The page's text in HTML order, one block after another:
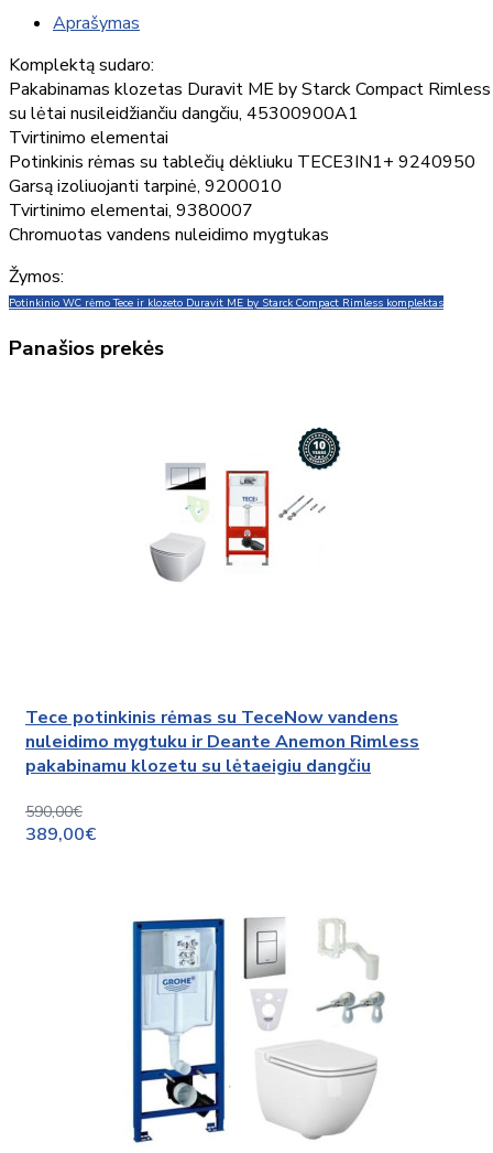
Aprašymas
Komplektą sudaro:
Pakabinamas klozetas Duravit ME by Starck Compact Rimless
su lėtai nusileidžiančiu dangčiu, 45300900A1
Tvirtinimo elementai
Potinkinis rėmas su tablečių dėkliuku TECE3IN1+ 9240950
Garsą izoliuojanti tarpinė, 9200010
Tvirtinimo elementai, 9380007
Chromuotas vandens nuleidimo mygtukas
Žymos:
Potinkinio WC rėmo Tece ir klozeto Duravit ME by Starck Compact Rimless komplektas
Panašios prekės
Tece potinkinis rėmas su TeceNow vandens
nuleidimo mygtuku ir Deante Anemon Rimless
pakabinamu klozetu su lėtaeigiu dangčiu
590,00€
389,00€